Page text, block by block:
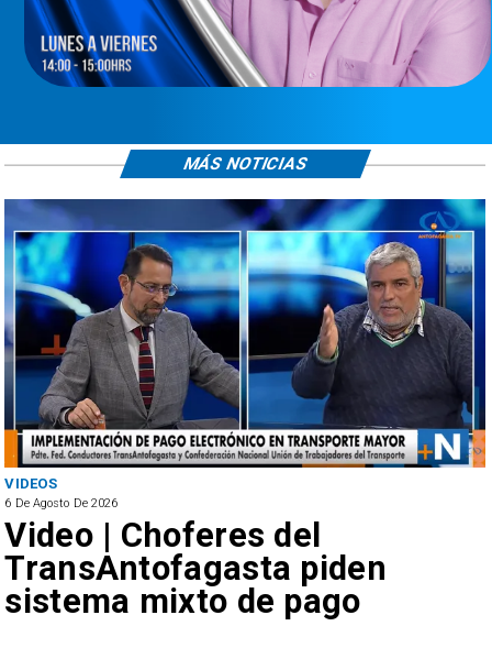
VIDEOS
6 De Agosto De 2026
Video | Choferes del
TransAntofagasta piden
sistema mixto de pago
MÁS NOTICIAS